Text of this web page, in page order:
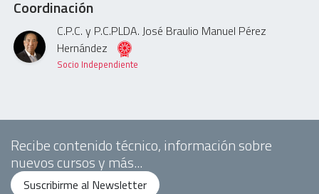
Coordinación
C.P.C. y P.C.PLDA. José Braulio Manuel Pérez
Hernández
Socio Independiente
Recibe contenido técnico, información sobre
nuevos cursos y más...
Suscribirme al Newsletter